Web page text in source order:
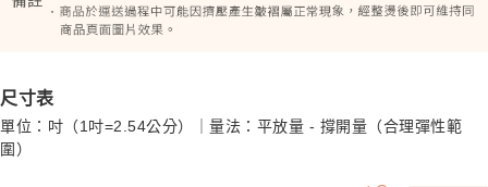
尺寸表
單位：吋（1吋=2.54公分）｜量法：平放量 - 撐開量（合理彈性範
圍）